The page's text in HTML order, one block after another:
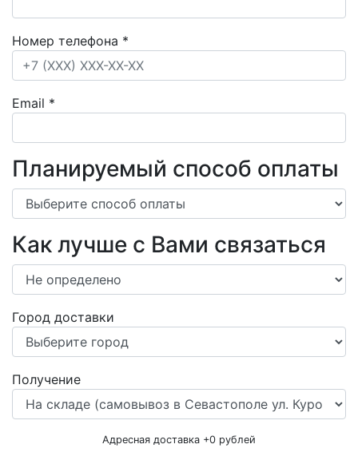
Номер телефона *
Email *
Планируемый способ оплаты
Как лучше с Вами связаться
Город доставки
Получение
Адресная доставка +0 рублей